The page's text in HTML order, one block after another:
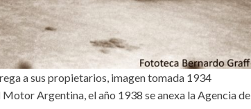
a sus propietarios, imagen tomada 1934
Argentina, el año 1938 se anexa la Agencia de